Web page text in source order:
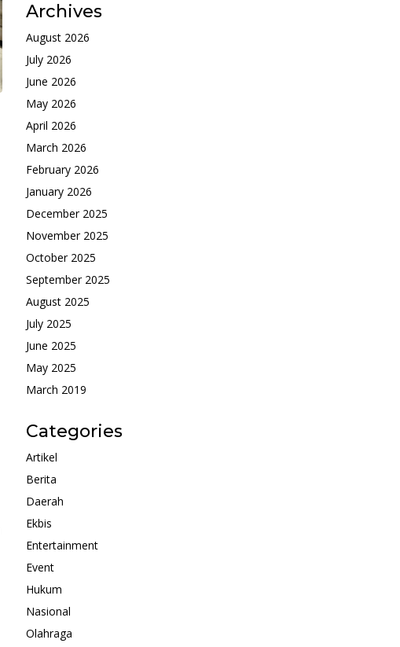
Archives
August 2026
July 2026
June 2026
May 2026
April 2026
March 2026
February 2026
January 2026
December 2025
November 2025
October 2025
September 2025
August 2025
July 2025
June 2025
May 2025
March 2019
Categories
Artikel
Berita
Daerah
Ekbis
Entertainment
Event
Hukum
Nasional
Olahraga